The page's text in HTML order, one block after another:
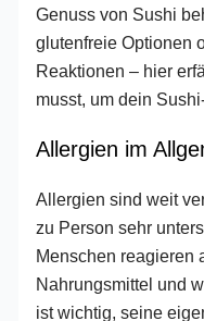
Genuss von Sushi
glutenfreie Optionen
Reaktionen – hier
musst, um dein
Allergien im
Allergien sind weit
zu Person sehr
Menschen reagieren
Nahrungsmittel und
ist wichtig, seine